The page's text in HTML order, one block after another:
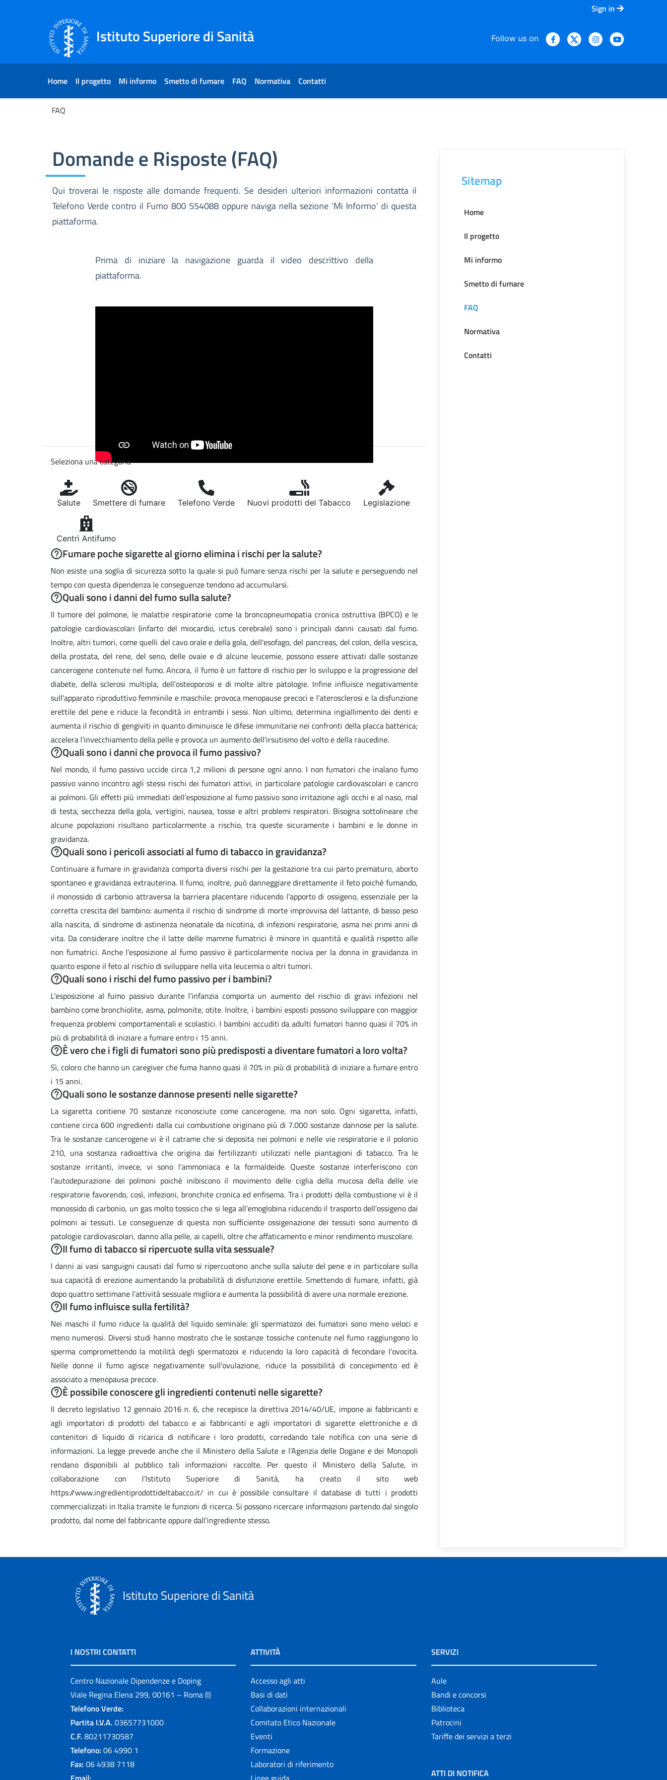
Sign in
Istituto Superiore di Sanità Follow us on
Home Il progetto Mi informo Smetto di fumare FAQ Normativa Contatti
FAQ
Domande e Risposte (FAQ)
Qui troverai le risposte alle domande frequenti. Se desideri ulteriori informazioni contatta il
Telefono Verde contro il Fumo 800 554088 oppure naviga nella sezione ‘Mi Informo’ di questa
piattaforma.
Prima di iniziare la navigazione guarda il video descrittivo della
piattaforma.
Seleziona una categoria
Salute Smettere di fumare Telefono Verde Nuovi prodotti del Tabacco Legislazione
Centri Antifumo
Fumare poche sigarette al giorno elimina i rischi per la salute?
Non esiste una soglia di sicurezza sotto la quale si può fumare senza rischi per la salute e perseguendo nel
tempo con questa dipendenza le conseguenze tendono ad accumularsi.
Quali sono i danni del fumo sulla salute?
Il tumore del polmone, le malattie respiratorie come la broncopneumopatia cronica ostruttiva (BPCO) e le
patologie cardiovascolari (infarto del miocardio, ictus cerebrale) sono i principali danni causati dal fumo.
Inoltre, altri tumori, come quelli del cavo orale e della gola, dell'esofago, del pancreas, del colon, della vescica,
della prostata, del rene, del seno, delle ovaie e di alcune leucemie, possono essere attivati dalle sostanze
cancerogene contenute nel fumo. Ancora, il fumo è un fattore di rischio per lo sviluppo e la progressione del
diabete, della sclerosi multipla, dell’osteoporosi e di molte altre patologie. Infine influisce negativamente
sull'apparato riproduttivo femminile e maschile: provoca menopause precoci e l'aterosclerosi e la disfunzione
erettile del pene e riduce la fecondità in entrambi i sessi. Non ultimo, determina ingiallimento dei denti e
aumenta il rischio di gengiviti in quanto diminuisce le difese immunitarie nei confronti della placca batterica;
accelera l’invecchiamento della pelle e provoca un aumento dell'irsutismo del volto e della raucedine.
Quali sono i danni che provoca il fumo passivo?
Nel mondo, il fumo passivo uccide circa 1,2 milioni di persone ogni anno. I non fumatori che inalano fumo
passivo vanno incontro agli stessi rischi dei fumatori attivi, in particolare patologie cardiovascolari e cancro
ai polmoni. Gli effetti più immediati dell'esposizione al fumo passivo sono irritazione agli occhi e al naso, mal
di testa, secchezza della gola, vertigini, nausea, tosse e altri problemi respiratori. Bisogna sottolineare che
alcune popolazioni risultano particolarmente a rischio, tra queste sicuramente i bambini e le donne in
gravidanza.
Quali sono i pericoli associati al fumo di tabacco in gravidanza?
Continuare a fumare in gravidanza comporta diversi rischi per la gestazione tra cui parto prematuro, aborto
spontaneo e gravidanza extrauterina. Il fumo, inoltre, può danneggiare direttamente il feto poiché fumando,
il monossido di carbonio attraversa la barriera placentare riducendo l’apporto di ossigeno, essenziale per la
corretta crescita del bambino: aumenta il rischio di sindrome di morte improvvisa del lattante, di basso peso
alla nascita, di sindrome di astinenza neonatale da nicotina, di infezioni respiratorie, asma nei primi anni di
vita. Da considerare inoltre che il latte delle mamme fumatrici è minore in quantità e qualità rispetto alle
non fumatrici. Anche l’esposizione al fumo passivo è particolarmente nociva per la donna in gravidanza in
quanto espone il feto al rischio di sviluppare nella vita leucemia o altri tumori.
Quali sono i rischi del fumo passivo per i bambini?
L'esposizione al fumo passivo durante l’infanzia comporta un aumento del rischio di gravi infezioni nel
bambino come bronchiolite, asma, polmonite, otite. Inoltre, i bambini esposti possono sviluppare con maggior
frequenza problemi comportamentali e scolastici. I bambini accuditi da adulti fumatori hanno quasi il 70% in
più di probabilità di iniziare a fumare entro i 15 anni.
È vero che i figli di fumatori sono più predisposti a diventare fumatori a loro volta?
Sì, coloro che hanno un caregiver che fuma hanno quasi il 70% in più di probabilità di iniziare a fumare entro
i 15 anni.
Quali sono le sostanze dannose presenti nelle sigarette?
La sigaretta contiene 70 sostanze riconosciute come cancerogene, ma non solo. Ogni sigaretta, infatti,
contiene circa 600 ingredienti dalla cui combustione originano più di 7.000 sostanze dannose per la salute.
Tra le sostanze cancerogene vi è il catrame che si deposita nei polmoni e nelle vie respiratorie e il polonio
210, una sostanza radioattiva che origina dai fertilizzanti utilizzati nelle piantagioni di tabacco. Tra le
sostanze irritanti, invece, vi sono l’ammoniaca e la formaldeide. Queste sostanze interferiscono con
l’autodepurazione dei polmoni poiché inibiscono il movimento delle ciglia della mucosa della delle vie
respiratorie favorendo, così, infezioni, bronchite cronica ed enfisema. Tra i prodotti della combustione vi è il
monossido di carbonio, un gas molto tossico che si lega all’emoglobina riducendo il trasporto dell’ossigeno dai
polmoni ai tessuti. Le conseguenze di questa non sufficiente ossigenazione dei tessuti sono aumento di
patologie cardiovascolari, danno alla pelle, ai capelli, oltre che affaticamento e minor rendimento muscolare.
Il fumo di tabacco si ripercuote sulla vita sessuale?
I danni ai vasi sanguigni causati dal fumo si ripercuotono anche sulla salute del pene e in particolare sulla
sua capacità di erezione aumentando la probabilità di disfunzione erettile. Smettendo di fumare, infatti, già
dopo quattro settimane l’attività sessuale migliora e aumenta la possibilità di avere una normale erezione.
Il fumo influisce sulla fertilità?
Nei maschi il fumo riduce la qualità del liquido seminale: gli spermatozoi dei fumatori sono meno veloci e
meno numerosi. Diversi studi hanno mostrato che le sostanze tossiche contenute nel fumo raggiungono lo
sperma compromettendo la motilità degli spermatozoi e riducendo la loro capacità di fecondare l’ovocita.
Nelle donne il fumo agisce negativamente sull’ovulazione, riduce la possibilità di concepimento ed è
associato a menopausa precoce.
È possibile conoscere gli ingredienti contenuti nelle sigarette?
Il decreto legislativo 12 gennaio 2016 n. 6, che recepisce la direttiva 2014/40/UE, impone ai fabbricanti e
agli importatori di prodotti del tabacco e ai fabbricanti e agli importatori di sigarette elettroniche e di
contenitori di liquido di ricarica di notificare i loro prodotti, corredando tale notifica con una serie di
informazioni. La legge prevede anche che il Ministero della Salute e l’Agenzia delle Dogane e dei Monopoli
rendano disponibili al pubblico tali informazioni raccolte. Per questo il Ministero della Salute, in
collaborazione con l’Istituto Superiore di Sanità, ha creato il sito web
https://www.ingredientiprodottideltabacco.it/ in cui è possibile consultare il database di tutti i prodotti
commercializzati in Italia tramite le funzioni di ricerca. Si possono ricercare informazioni partendo dal singolo
prodotto, dal nome del fabbricante oppure dall’ingrediente stesso.
Sitemap
Home
Il progetto
Mi informo
Smetto di fumare
FAQ
Normativa
Contatti
Istituto Superiore di Sanità
I NOSTRI CONTATTI
Centro Nazionale Dipendenze e Doping
Viale Regina Elena 299, 00161 – Roma (I)
Telefono Verde:
Partita I.V.A. 03657731000
C.F. 80211730587
Telefono: 06 4990 1
Fax: 06 4938 7118
ATTIVITÀ
Accesso agli atti
Basi di dati
Collaborazioni internazionali
Comitato Etico Nazionale
Eventi
Formazione
Laboratori di riferimento
SERVIZI
Aule
Bandi e concorsi
Biblioteca
Patrocini
Tariffe dei servizi a terzi
ATTI DI NOTIFICA